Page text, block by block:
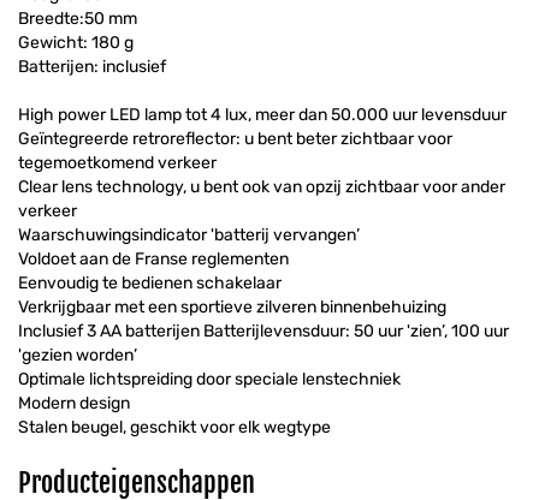
Breedte:50 mm
Gewicht: 180 g
Batterijen: inclusief
High power LED lamp tot 4 lux, meer dan 50.000 uur levensduur
Geïntegreerde retroreflector: u bent beter zichtbaar voor
tegemoetkomend verkeer
Clear lens technology, u bent ook van opzij zichtbaar voor ander
verkeer
Waarschuwingsindicator 'batterij vervangen’
Voldoet aan de Franse reglementen
Eenvoudig te bedienen schakelaar
Verkrijgbaar met een sportieve zilveren binnenbehuizing
Inclusief 3 AA batterijen Batterijlevensduur: 50 uur 'zien’, 100 uur
'gezien worden’
Optimale lichtspreiding door speciale lenstechniek
Modern design
Stalen beugel, geschikt voor elk wegtype
Producteigenschappen